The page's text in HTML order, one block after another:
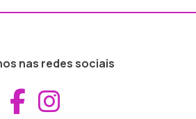
nas redes sociais
Aceder ao